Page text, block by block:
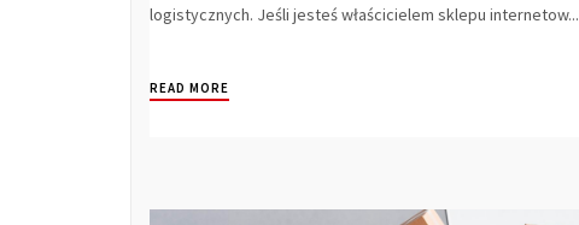
logistycznych. Jeśli jesteś właścicielem sklepu internetow...
READ MORE